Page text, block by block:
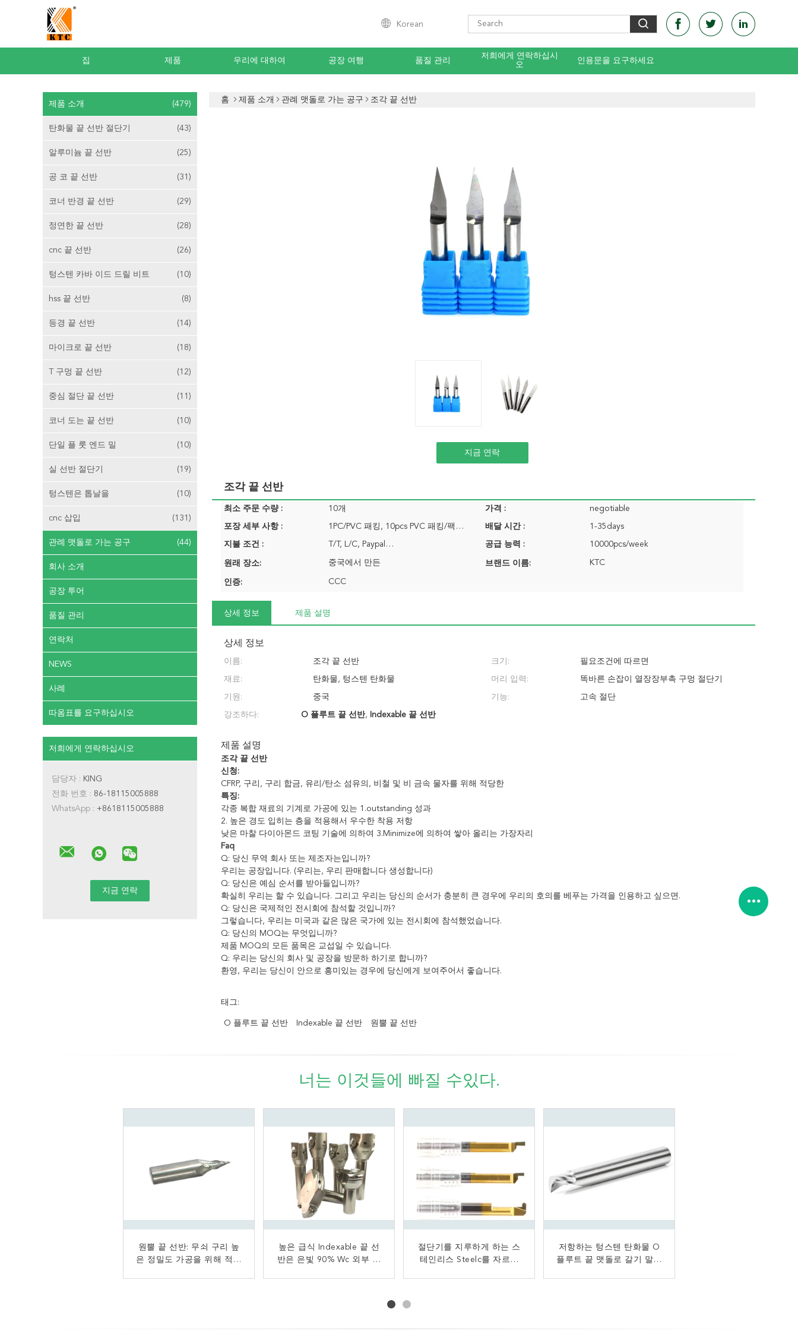
Korean
집 제품 우리에 대하여 공장 여행 품질 관리
저희에게 연락하십시
오
인용문을 요구하세요
제품 소개 (479)
탄화물 끝 선반 절단기 (43)
알루미늄 끝 선반 (25)
공 코 끝 선반 (31)
코너 반경 끝 선반 (29)
정연한 끝 선반 (28)
cnc 끝 선반 (26)
텅스텐 카바 이드 드릴 비트 (10)
hss 끝 선반 (8)
등경 끝 선반 (14)
마이크로 끝 선반 (18)
T 구멍 끝 선반 (12)
중심 절단 끝 선반 (11)
코너 도는 끝 선반 (10)
단일 플 룻 엔드 밀 (10)
실 선반 절단기 (19)
텅스텐은 톱날을 (10)
cnc 삽입 (131)
관례 맷돌로 가는 공구 (44)
회사 소개
공장 투어
품질 관리
연락처
NEWS
사례
따옴표를 요구하십시오
저희에게 연락하십시오
담당자 : KING
전화 번호 : 86-18115005888
WhatsApp : +8618115005888
홈 제품 소개 관례 맷돌로 가는 공구 조각 끝 선반
지금 연락
조각 끝 선반
최소 주문 수량 : 10개 가격 : negotiable
포장 세부 사항 : 1PC/PVC 패킹, 10pcs PVC 패킹/팩… 배달 시간 : 1-35days
지불 조건 : T/T, L/C, Paypal… 공급 능력 : 10000pcs/week
원래 장소: 중국에서 만든 브랜드 이름: KTC
인증: CCC
상세 정보 제품 설명
상세 정보
이름: 조각 끝 선반 크기: 필요조건에 따르면
재료: 탄화물, 텅스텐 탄화물 머리 입력: 똑바른 손잡이 열장장부촉 구멍 절단기
기원: 중국 기능: 고속 절단
강조하다: O 플루트 끝 선반, Indexable 끝 선반
제품 설명
조각 끝 선반
신청:
CFRP, 구리, 구리 합금, 유리/탄소 섬유의, 비철 및 비 금속 물자를 위해 적당한
특징:
각종 복합 재료의 기계로 가공에 있는 1.outstanding 성과
2. 높은 경도 입히는 층을 적용해서 우수한 착용 저항
낮은 마찰 다이아몬드 코팅 기술에 의하여 3.Minimize에 의하여 쌓아 올리는 가장자리
Faq
Q: 당신 무역 회사 또는 제조자는입니까?
우리는 공장입니다. (우리는, 우리 판매합니다 생성합니다)
Q: 당신은 예심 순서를 받아들입니까?
확실히 우리는 할 수 있습니다. 그리고 우리는 당신의 순서가 충분히 큰 경우에 우리의 호의를 베푸는 가격을 인용하고 싶으면.
Q: 당신은 국제적인 전시회에 참석할 것입니까?
그렇습니다, 우리는 미국과 같은 많은 국가에 있는 전시회에 참석했었습니다.
Q: 당신의 MOQ는 무엇입니까?
제품 MOQ의 모든 품목은 교섭일 수 있습니다.
Q: 우리는 당신의 회사 및 공장을 방문하 하기로 합니까?
환영, 우리는 당신이 안으로 흥미있는 경우에 당신에게 보여주어서 좋습니다.
태그:
O 플루트 끝 선반 Indexable 끝 선반 원뿔 끝 선반
너는 이것들에 빠질 수있다.
원뿔 끝 선반: 무쇠 구리 높
은 정밀도 가공을 위해 적당
높은 급식 Indexable 끝 선
반은 은빛 90% Wc 외부 도
절단기를 지루하게 하는 스
테인리스 Steelc를 자르기
저항하는 텅스텐 탄화물 O
플루트 끝 맷돌로 갈기 말파
똑바로 끝 선반 절단 도구를
새기는 고속 주문 맷돌로 가
작동되는 최고를 위한 똑바
른 손잡이 열장장부촉 끝 선
텅스텐 탄화물 관례 맷돌로
가는 공구/다이아몬드는 맷
CNC 과정에 의하여 주문을
받아서 만들어지는 크기 고